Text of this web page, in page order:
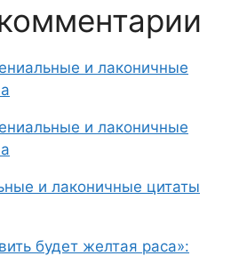
и лаконичные
и лаконичные
и лаконичные цитаты
будет желтая раса»: